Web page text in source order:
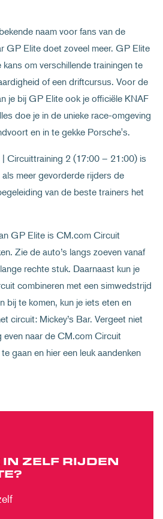
naam voor fans van de
GP Elite doet zoveel meer. GP Elite
om verschillende trainingen te
of een driftcursus. Voor de
je bij GP Elite ook je officiële KNAF
doe je in de unieke race-omgeving
en in te gekke Porsche's.
Circuittraining 2 (17:00 – 21:00) is
meer gevorderde rijders de
van de beste trainers het
GP Elite is CM.com Circuit
Zie de auto’s langs zoeven vanaf
rechte stuk. Daarnaast kun je
combineren met een simwedstrijd
bij te komen, kun je iets eten en
circuit: Mickey’s Bar. Vergeet niet
naar de CM.com Circuit
gaan en hier een leuk aandenken
ZELF RIJDEN